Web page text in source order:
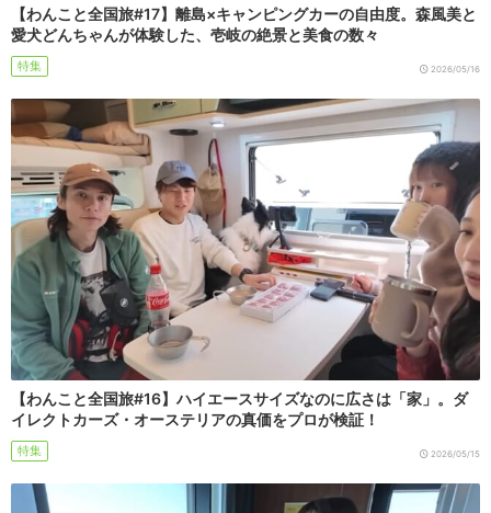
【わんこと全国旅#17】離島×キャンピングカーの自由度。森風美と
愛犬どんちゃんが体験した、壱岐の絶景と美食の数々
特集 2026/05/16
【わんこと全国旅#16】ハイエースサイズなのに広さは「家」。ダ
イレクトカーズ・オーステリアの真価をプロが検証！
特集 2026/05/15